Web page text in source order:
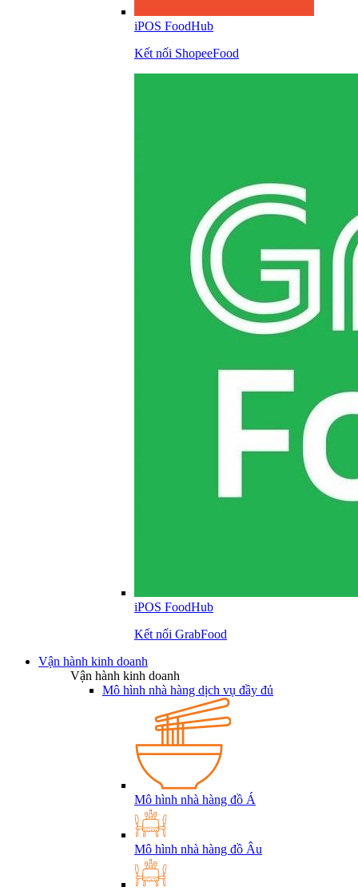
iPOS FoodHub
Kết nối ShopeeFood
iPOS FoodHub
Kết nối GrabFood
Vận hành kinh doanh
Vận hành kinh doanh
Mô hình nhà hàng dịch vụ đầy đủ
Mô hình nhà hàng đồ Á
Mô hình nhà hàng đồ Âu